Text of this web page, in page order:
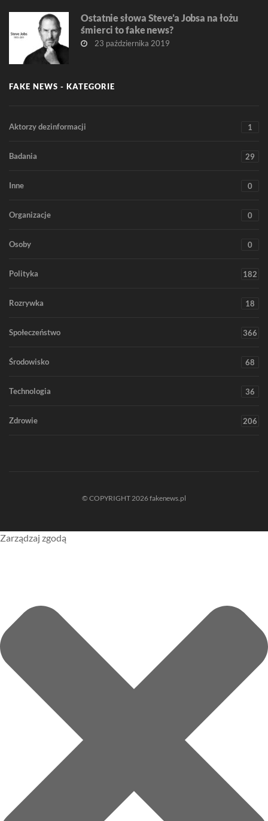
Ostatnie słowa Steve’a Jobsa na łożu
śmierci to fake news?
23 października 2019
FAKE NEWS - KATEGORIE
Aktorzy dezinformacji 1
Badania 29
Inne 0
Organizacje 0
Osoby 0
Polityka 182
Rozrywka 18
Społeczeństwo 366
Środowisko 68
Technologia 36
Zdrowie 206
© COPYRIGHT 2026 fakenews.pl
Zarządzaj zgodą